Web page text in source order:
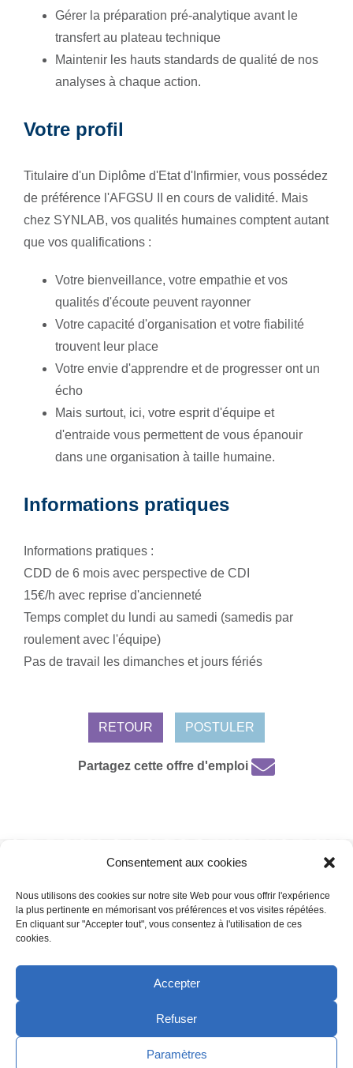
Consentement aux cookies
Nous utilisons des cookies sur notre site Web pour vous offrir l'expérience
la plus pertinente en mémorisant vos préférences et vos visites répétées.
En cliquant sur "Accepter tout", vous consentez à l'utilisation de ces
cookies.
Accepter
Refuser
Paramètres
Gérer la préparation pré-analytique avant le
transfert au plateau technique
Maintenir les hauts standards de qualité de nos
analyses à chaque action.
Votre profil
Titulaire d'un Diplôme d'Etat d'Infirmier, vous possédez
de préférence l'AFGSU II en cours de validité. Mais
chez SYNLAB, vos qualités humaines comptent autant
que vos qualifications :
Votre bienveillance, votre empathie et vos
qualités d'écoute peuvent rayonner
Votre capacité d'organisation et votre fiabilité
trouvent leur place
Votre envie d'apprendre et de progresser ont un
écho
Mais surtout, ici, votre esprit d'équipe et
d'entraide vous permettent de vous épanouir
dans une organisation à taille humaine.
Informations pratiques
Informations pratiques :
CDD de 6 mois avec perspective de CDI
15€/h avec reprise d'ancienneté
Temps complet du lundi au samedi (samedis par
roulement avec l'équipe)
Pas de travail les dimanches et jours fériés
RETOUR POSTULER
Partagez cette offre d'emploi
Protection de données personnelles /
LinkedIn